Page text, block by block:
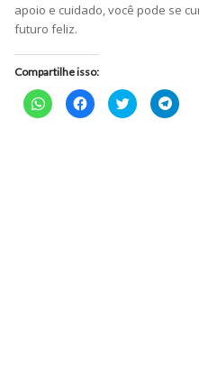
apoio e cuidado, você pode se
futuro feliz.
Compartilhe isso:
Clique
para
compartilhar
Clique
para
compartilhar
Clique
para
compartilhar
Clique
para